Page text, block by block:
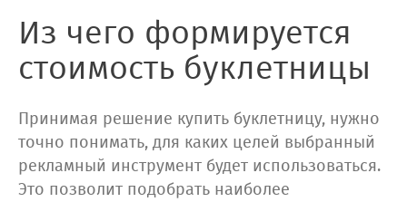
Из чего формируется
стоимость буклетницы
Принимая решение купить буклетницу, нужно
точно понимать, для каких целей выбранный
рекламный инструмент будет использоваться.
Это позволит подобрать наиболее